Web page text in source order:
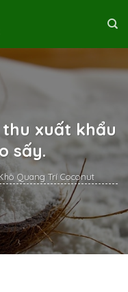
xuất khẩu
sấy.
Quang Trí Coconut